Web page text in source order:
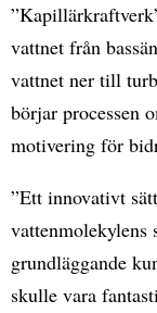
vattnet från
vattnet ner till
börjar processen
motivering för
”Ett innovativt
vattenmolekylens
grundläggande
skulle vara